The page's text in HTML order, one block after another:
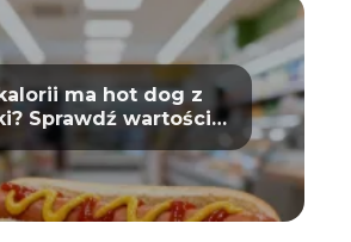
ma hot dog z
Sprawdź wartości
odżywcze